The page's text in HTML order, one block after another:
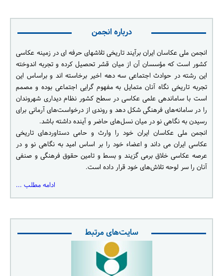
درباره انجمن
انجمن ملی عکاسان ایران برآیند تاریخی تلاشهای حرفه ای در زمینه عکاسی
کشور است که مؤسسان آن از میان قشر تحصیل کرده و تجربه اندوخته
این رشته در حوادث اجتماعی سه دهه اخیر برخاسته اند و براساس این
تجربه تاریخی نگاه آنان متمایل به مفهوم گرایی اجتماعی بوده و مصمم
است با ساماندهی علمی عکاسی در سطح کشور نظام دیداری شهروندان
را در سامانه‌های فرهنگی شکل دهد و روندی از درخواست‌های آرمانی برای
رسیدن به نگاهی نو در میان نسل‌های حاضر و آینده داشته باشد.
انجمن ملی عکاسان ایران خود را وارث و حامی دستاوردهای تاریخی
عکاسی ایران می داند و اعضاء خود را بر اساس امید به نگاهی نو و در
عرصه عکاسی خلاق برمی گزیند و بسط و تامین حقوق فرهنگی و صنفی
آنان را سر لوحه تلاش‌های خود قرار داده است.
ادامه مطلب ...
سایت‌های مرتبط